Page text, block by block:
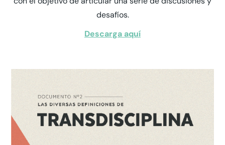
desafíos.
Descarga aquí